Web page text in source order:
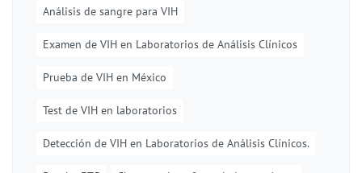
Análisis de sangre para VIH
Examen de VIH en Laboratorios de Análisis Clínicos
Prueba de VIH en México
Test de VIH en laboratorios
Detección de VIH en Laboratorios de Análisis Clínicos.